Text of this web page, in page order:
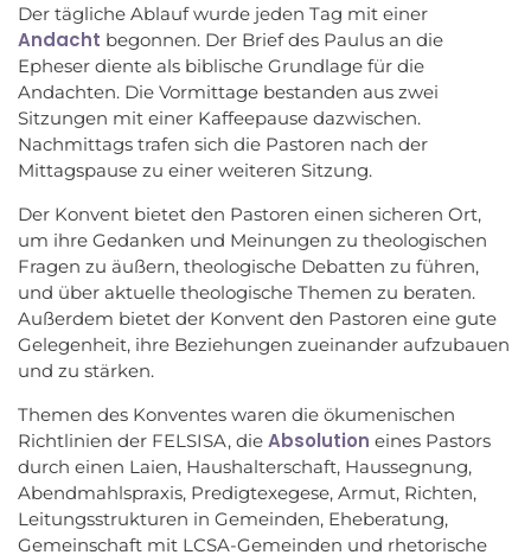
Der tägliche Ablauf wurde jeden Tag mit einer
Andacht begonnen. Der Brief des Paulus an die
Epheser diente als biblische Grundlage für die
Andachten. Die Vormittage bestanden aus zwei
Sitzungen mit einer Kaffeepause dazwischen.
Nachmittags trafen sich die Pastoren nach der
Mittagspause zu einer weiteren Sitzung.
Der Konvent bietet den Pastoren einen sicheren Ort,
um ihre Gedanken und Meinungen zu theologischen
Fragen zu äußern, theologische Debatten zu führen,
und über aktuelle theologische Themen zu beraten.
Außerdem bietet der Konvent den Pastoren eine gute
Gelegenheit, ihre Beziehungen zueinander aufzubauen
und zu stärken.
Themen des Konventes waren die ökumenischen
Richtlinien der FELSISA, die Absolution eines Pastors
durch einen Laien, Haushalterschaft, Haussegnung,
Abendmahlspraxis, Predigtexegese, Armut, Richten,
Leitungsstrukturen in Gemeinden, Eheberatung,
Gemeinschaft mit LCSA-Gemeinden und rhetorische